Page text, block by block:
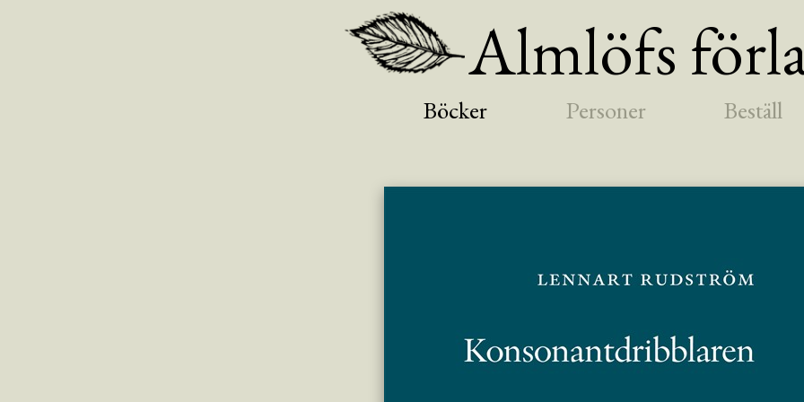
Almlöfs
Böcker Personer Beställ